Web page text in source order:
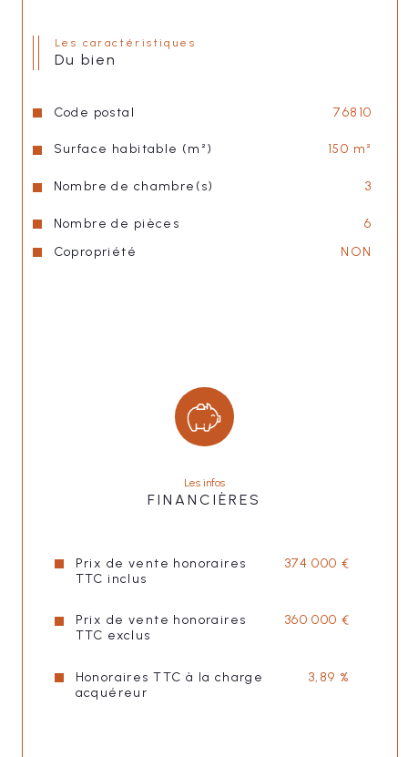
Les caractéristiques
du bien
Code postal 76810
Surface habitable (m²) 150 m²
Nombre de chambre(s) 3
Nombre de pièces
6
Copropriété
NON
Les infos
FINANCIÈRES
Prix de vente honoraires
TTC inclus
374 000 €
Prix de vente honoraires
TTC exclus
360 000 €
Honoraires TTC à la charge
acquéreur
3,89 %